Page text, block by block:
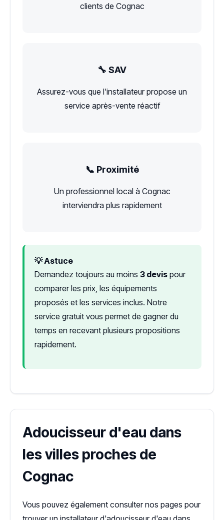
clients de Cognac
🔧 SAV
Assurez-vous que l'installateur propose un
service après-vente réactif
📞 Proximité
Un professionnel local à Cognac
interviendra plus rapidement
💡 Astuce
Demandez toujours au moins 3 devis pour
comparer les prix, les équipements
proposés et les services inclus. Notre
service gratuit vous permet de gagner du
temps en recevant plusieurs propositions
rapidement.
Adoucisseur d'eau dans
les villes proches de
Cognac
Vous pouvez également consulter nos pages pour